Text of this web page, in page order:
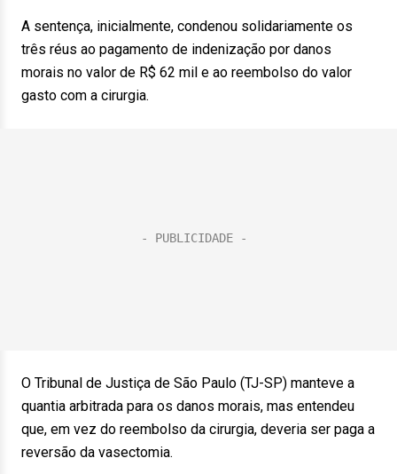
A sentença, inicialmente, condenou solidariamente os
três réus ao pagamento de indenização por danos
morais no valor de R$ 62 mil e ao reembolso do valor
gasto com a cirurgia.
O Tribunal de Justiça de São Paulo (TJ-SP) manteve a
quantia arbitrada para os danos morais, mas entendeu
que, em vez do reembolso da cirurgia, deveria ser paga a
reversão da vasectomia.